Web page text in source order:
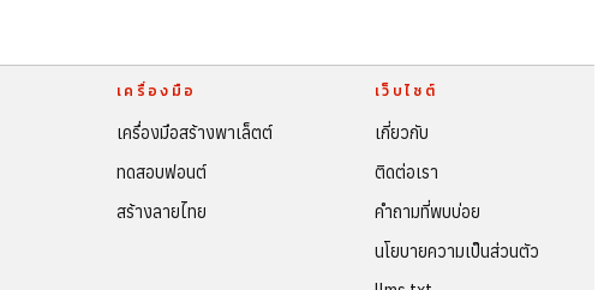
เครื่องมือ
เครื่องมือสร้างพาเล็ตต์
ทดสอบฟอนต์
สร้างลายไทย
เว็บไซต์
เกี่ยวกับ
ติดต่อเรา
คำถามที่พบบ่อย
นโยบายความเป็นส่วนตัว